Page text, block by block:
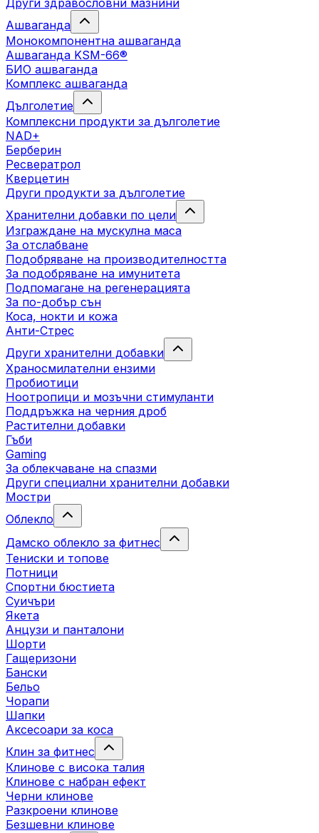
Други здравословни мазнини
Ашваганда
Монокомпонентна ашваганда
Ашваганда KSM-66®
БИО ашваганда
Комплекс ашваганда
Дълголетие
Комплексни продукти за дълголетие
NAD+
Берберин
Ресвератрол
Кверцетин
Други продукти за дълголетие
Хранителни добавки по цели
Изграждане на мускулна маса
За отслабване
Подобряване на производителността
За подобряване на имунитета
Подпомагане на регенерацията
За по-добър сън
Коса, нокти и кожа
Анти-Стрес
Други хранителни добавки
Храносмилателни ензими
Пробиотици
Ноотропици и мозъчни стимуланти
Поддръжка на черния дроб
Растителни добавки
Гъби
Gaming
За облекчаване на спазми
Други специални хранителни добавки
Мостри
Облекло
Дамско облекло за фитнес
Тениски и топове
Потници
Спортни бюстиета
Суичъри
Якета
Aнцузи и панталони
Шорти
Гащеризони
Бански
Бельо
Чорапи
Шапки
Аксесоари за коса
Клин за фитнес
Клинове с висока талия
Клинове с набран ефект
Черни клинове
Разкроени клинове
Безшевни клинове